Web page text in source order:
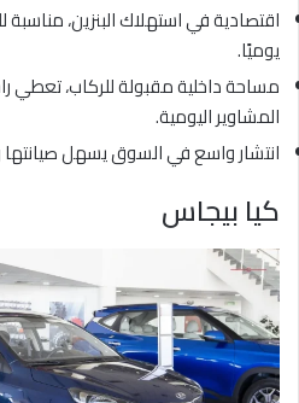
اقتصادية في استهلاك البنزين،
يوميًا.
مساحة داخلية مقبولة للركاب،
المشاوير اليومية.
انتشار واسع في السوق يسهل صيانتها
كيا بيجاس